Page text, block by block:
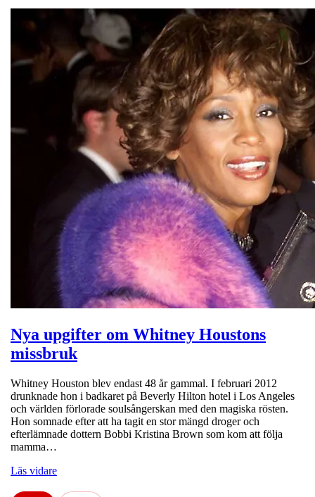
Nya upgifter om Whitney Houstons
missbruk
Whitney Houston blev endast 48 år gammal. I februari 2012
drunknade hon i badkaret på Beverly Hilton hotel i Los Angeles
och världen förlorade soulsångerskan med den magiska rösten.
Hon somnade efter att ha tagit en stor mängd droger och
efterlämnade dottern Bobbi Kristina Brown som kom att följa
mamma…
Läs vidare